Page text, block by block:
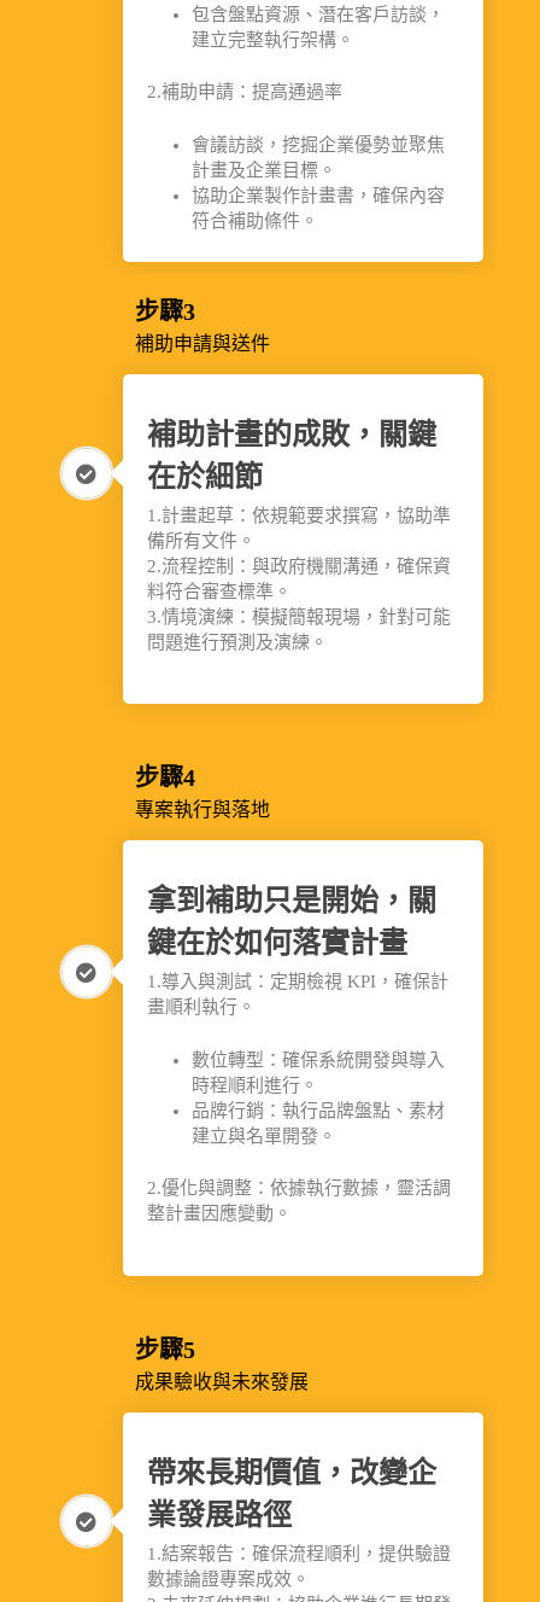
包含盤點資源、潛在客戶訪談，
建立完整執行架構。
2.補助申請：提高通過率
會議訪談，挖掘企業優勢並聚焦
計畫及企業目標。
協助企業製作計畫書，確保內容
符合補助條件。
步驟3
補助申請與送件
補助計畫的成敗，關鍵
在於細節
1.計畫起草：依規範要求撰寫，協助準
備所有文件。
2.流程控制：與政府機關溝通，確保資
料符合審查標準。
3.情境演練：模擬簡報現場，針對可能
問題進行預測及演練。
步驟4
專案執行與落地
拿到補助只是開始，關
鍵在於如何落實計畫
1.導入與測試：定期檢視 KPI，確保計
畫順利執行。
數位轉型：確保系統開發與導入
時程順利進行。
品牌行銷：執行品牌盤點、素材
建立與名單開發。
2.優化與調整：依據執行數據，靈活調
整計畫因應變動。
步驟5
成果驗收與未來發展
帶來長期價值，改變企
業發展路徑
1.結案報告：確保流程順利，提供驗證
數據論證專案成效。